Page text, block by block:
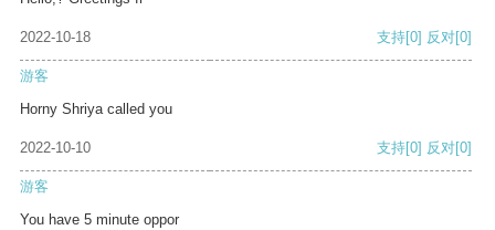
2022-10-18 支持[0] 反对[0]
游客
Horny Shriya called you
2022-10-10 支持[0] 反对[0]
游客
You have 5 minute oppor